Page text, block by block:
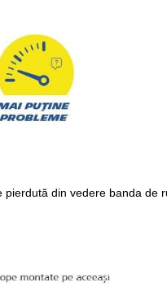
din vedere banda